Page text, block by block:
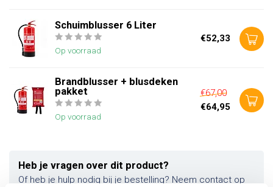
Schuimblusser 6 Liter
Op voorraad
€52,33
Brandblusser + blusdeken
pakket
Op voorraad
€67,00
€64,95
Heb je vragen over dit product?
Of heb je hulp nodig bij je bestelling? Neem contact op